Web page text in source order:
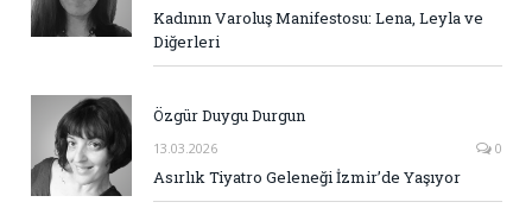
Kadının Varoluş Manifestosu: Lena, Leyla ve
Diğerleri
Özgür Duygu Durgun
13.03.2026 0
Asırlık Tiyatro Geleneği İzmir’de Yaşıyor